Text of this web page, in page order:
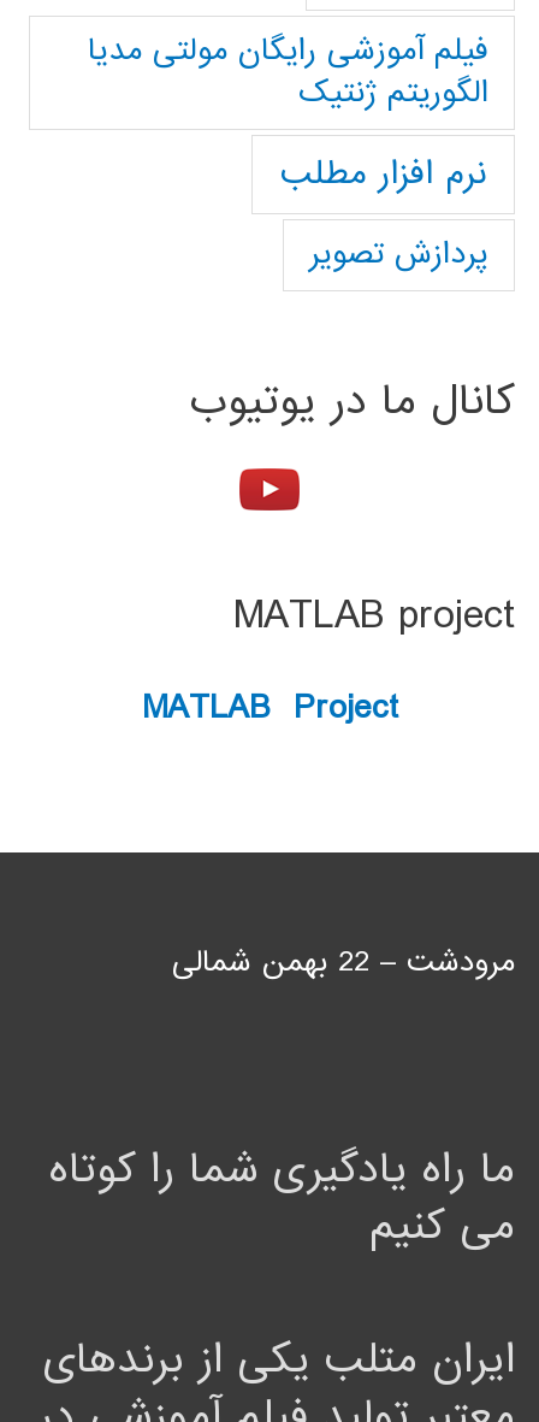
فیلم آموزشی رایگان مولتی مدیا
الگوریتم ژنتیک
نرم افزار مطلب
پردازش تصویر
کانال ما در یوتیوب
MATLAB project
MATLAB Project
مرودشت – 22 بهمن شمالی
ما راه یادگیری شما را کوتاه
می کنیم
ایران متلب یکی از برندهای